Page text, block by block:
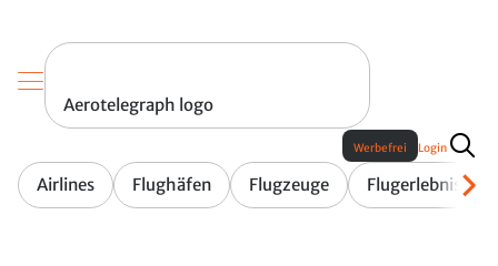
Aerotelegraph logo
Airlines Flughäfen Flugzeuge Flugerlebnis
Werbefrei Login